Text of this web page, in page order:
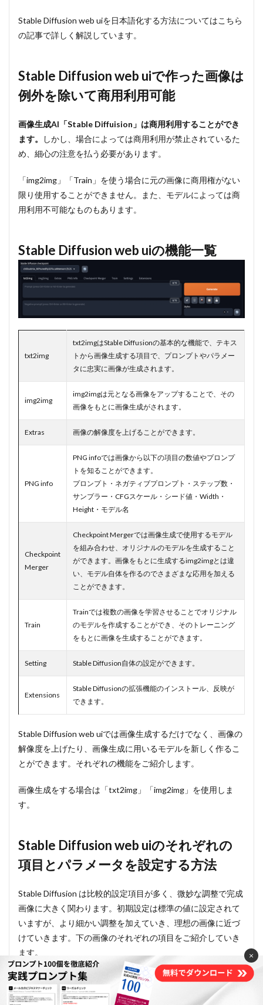
Stable Diffusion web uiを日本語化する方法についてはこちら
の記事で詳しく解説しています。
Stable Diffusion web uiで作った画像は
例外を除いて商用利用可能
画像生成AI「Stable Diffuision」は商用利用することができ
ます。
しかし、場合によっては商用利用が禁止されているた
め、細心の注意を払う必要があります。
「img2img」「Train」を使う場合に元の画像に商用権がない
限り使用することができません。また、モデルによっては商
用利用不可能なものもあります。
Stable Diffusion web uiの機能一覧
txt2img
txt2imgはStable Diffusionの基本的な機能で、テキス
トから画像生成する項目で、プロンプトやパラメー
タに忠実に画像が生成されます。
img2img
img2imgは元となる画像をアップすることで、その
画像をもとに画像生成がされます。
Extras 画像の解像度を上げることができます。
PNG info
PNG infoでは画像から以下の項目の数値やプロンプ
トを知ることができます。
プロンプト・ネガティブプロンプト・ステップ数・
サンプラー・CFGスケール・シード値・Width・
Height・モデル名
Checkpoint
Merger
Checkpoint Mergerでは画像生成で使用するモデル
を組み合わせ、オリジナルのモデルを生成すること
ができます。画像をもとに生成するimg2imgとは違
い、モデル自体を作るのでさまざまな応用を加える
ことができます。
Train
Trainでは複数の画像を学習させることでオリジナル
のモデルを作成することができ、そのトレーニング
をもとに画像を生成することができます。
Setting Stable Diffusion自体の設定ができます。
Extensions
Stable Diffusionの拡張機能のインストール、反映が
できます。
Stable Diffusion web uiでは画像生成するだけでなく、画像の
解像度を上げたり、画像生成に用いるモデルを新しく作るこ
とができます。それぞれの機能をご紹介します。
画像生成をする場合は「txt2img」「img2img」を使用しま
す。
Stable Diffusion web uiのそれぞれの
項目とパラメータを設定する方法
Stable Diffusion は比較的設定項目が多く、微妙な調整で完成
画像に大きく関わります。初期設定は標準の値に設定されて
いますが、より細かい調整を加えていき、理想の画像に近づ
けていきます。下の画像のそれぞれの項目をご紹介していき
ます。
×